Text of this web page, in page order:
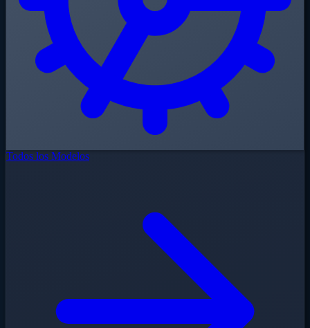
Todos los Modelos